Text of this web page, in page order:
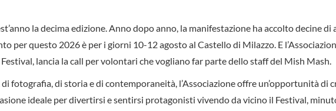
la decima edizione. Anno dopo anno, la manifestazione ha accolto decine di
per questo 2026 è per i giorni 10-12 agosto al Castello di Milazzo. E
lancia la call per volontari che vogliano far parte dello staff del Mish Mash.
fotografia, di storia e di contemporaneità, l’Associazione offre un’opportunità di
ideale per divertirsi e sentirsi protagonisti vivendo da vicino il Festival,